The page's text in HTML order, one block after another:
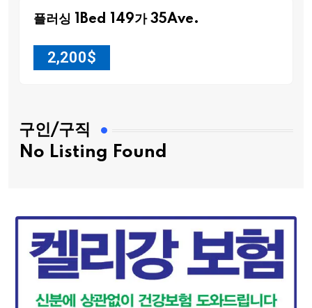
플러싱 1Bed 149가 35Ave.
2,200$
구인/구직
No Listing Found